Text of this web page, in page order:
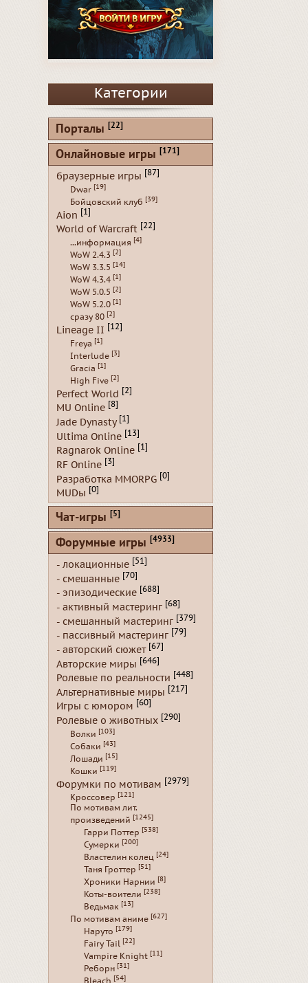
Категории
Порталы [22]
Онлайновые игры [171]
браузерные игры [87]
Dwar [19]
Бойцовский клуб [39]
Aion [1]
World of Warcraft [22]
...информация [4]
WoW 2.4.3 [2]
WoW 3.3.5 [14]
WoW 4.3.4 [1]
WoW 5.0.5 [2]
WoW 5.2.0 [1]
сразу 80 [2]
Lineage II [12]
Freya [1]
Interlude [3]
Gracia [1]
High Five [2]
Perfect World [2]
MU Online [8]
Jade Dynasty [1]
Ultima Online [13]
Ragnarok Online [1]
RF Online [3]
Разработка MMORPG [0]
MUDы [0]
Чат-игры [5]
Форумные игры [4933]
- локационные [51]
- смешанные [70]
- эпизодические [688]
- активный мастеринг [68]
- смешанный мастеринг [379]
- пассивный мастеринг [79]
- авторский сюжет [67]
Авторские миры [646]
Ролевые по реальности [448]
Альтернативные миры [217]
Игры с юмором [60]
Ролевые о животных [290]
Волки [103]
Собаки [43]
Лошади [15]
Кошки [119]
Форумки по мотивам [2979]
Кроссовер [121]
По мотивам лит.
произведений [1245]
Гарри Поттер [538]
Сумерки [200]
Властелин колец [24]
Таня Гроттер [51]
Хроники Нарнии [8]
Коты-воители [238]
Ведьмак [13]
По мотивам аниме [627]
Наруто [179]
Fairy Tail [22]
Vampire Knight [11]
Реборн [31]
[54]